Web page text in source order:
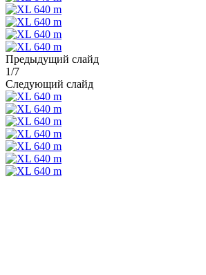
Предыдущий слайд
1/7
Следующий слайд